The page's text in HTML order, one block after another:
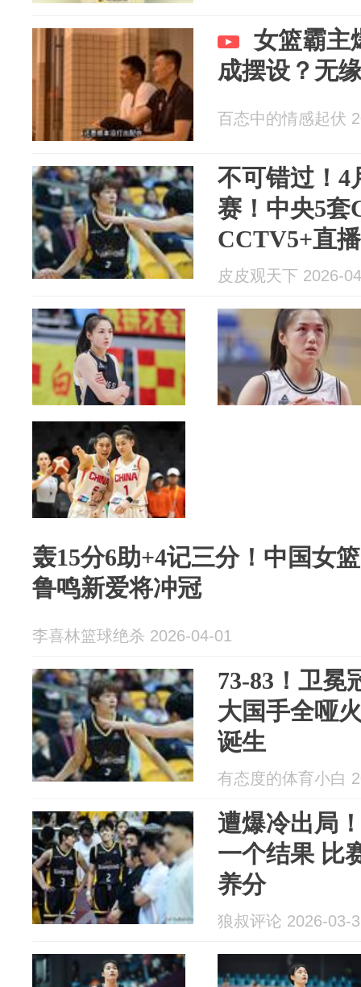
女篮霸主
成摆设？无
百态中的情感起伏
不可错过！4
赛！中央5套
CCTV5+直
皮皮观天下 2026-
轰15分6助+4记三分！中国女
鲁鸣新爱将冲冠
李喜林篮球绝杀 2026-04-01
73-83！卫冕
大国手全哑
诞生
有态度的体育小白
遭爆冷出局
一个结果 比
养分
狼叔评论 2026-03-